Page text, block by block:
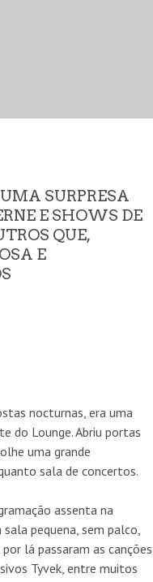
SURPRESA
E SHOWS DE
QUE,
E
nocturnas, era uma
do Lounge. Abriu portas
uma grande
sala de concertos.
assenta na
sala pequena, sem palco,
lá passaram as canções
Tyvek, entre muitos